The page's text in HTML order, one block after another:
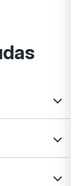
ayudamos
una